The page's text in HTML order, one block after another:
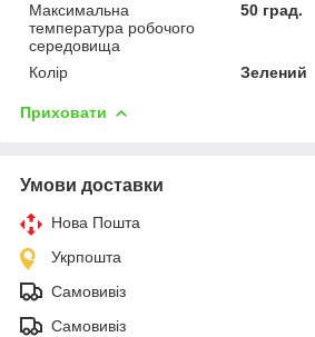
Максимальна
температура робочого
середовища
50 град.
Колір Зелений
Приховати
Умови доставки
Нова Пошта
Укрпошта
Самовивіз
Самовивіз